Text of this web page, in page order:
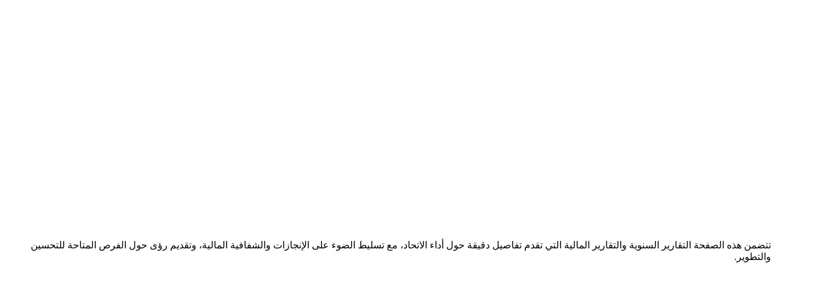
تتضمن هذه الصفحة التقارير السنوية والتقارير المالية التي تقدم تفاصيل دقيقة حول أداء الاتحاد، مع تسليط الضوء على الإنجازات والشفافية المالية، وتقديم رؤى حول الفرص المتاحة للتحسين
والتطوير.